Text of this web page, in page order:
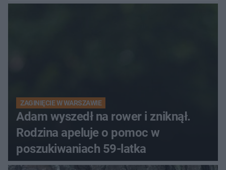
ZAGINIĘCIE W WARSZAWIE
Adam wyszedł na rower i zniknął.
Rodzina apeluje o pomoc w
poszukiwaniach 59-latka